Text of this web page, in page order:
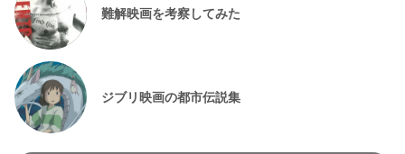
難解映画を考察してみた
ジブリ映画の都市伝説集